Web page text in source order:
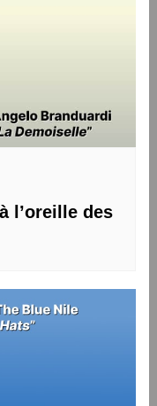
l’oreille des